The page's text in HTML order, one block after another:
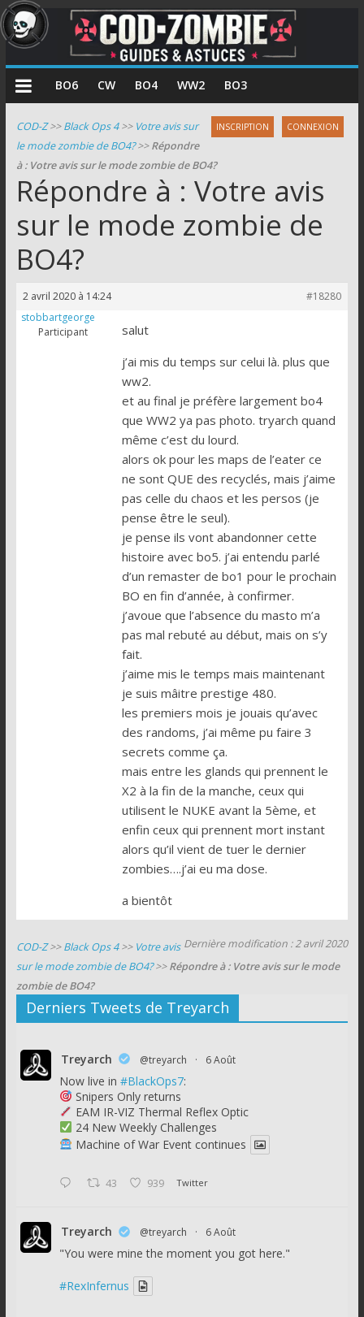
COD
Zombie
Guides
et
astuces
le
mode
zombie
de
Call
BO6 CW BO4 WW2 BO3
INSCRIPTION CONNEXION
COD-Z>>Black Ops 4>> Votre avis sur
le mode zombie de BO4?>>Répondre
à : Votre avis sur le mode zombie de BO4?
Répondre à : Votre avis
sur le mode zombie de
BO4?
2 avril 2020 à 14:24
#18280
stobbartgeorge
Participant
salut
j’ai mis du temps sur celui là. plus que
ww2.
et au final je préfère largement bo4
que WW2 ya pas photo. tryarch quand
même c’est du lourd.
alors ok pour les maps de l’eater ce
ne sont QUE des recyclés, mais j’aime
pas celle du chaos et les persos (je
pense être le seul).
je pense ils vont abandonner cette
histoire avec bo5. j’ai entendu parlé
d’un remaster de bo1 pour le prochain
BO en fin d’année, à confirmer.
j’avoue que l’absence du masto m’a
pas mal rebuté au début, mais on s’y
fait.
j’aime mis le temps mais maintenant
je suis mâitre prestige 480.
les premiers mois je jouais qu’avec
des randoms, j’ai même pu faire 3
secrets comme ça.
mais entre les glands qui prennent le
X2 à la fin de la manche, ceux qui
utilisent le NUKE avant la 5ème, et
enfin ceux qui prennent mort instant
alors qu’il vient de tuer le dernier
zombies….j’ai eu ma dose.
a bientôt
Dernière modification : 2 avril 2020
COD-Z>>Black Ops 4>> Votre avis
sur le mode zombie de BO4?>>Répondre à : Votre avis sur le mode
zombie de BO4?
Derniers Tweets de Treyarch
Treyarch @treyarch · 6 Août
Now live in #BlackOps7:
Snipers Only returns
EAM IR-VIZ Thermal Reflex Optic
24 New Weekly Challenges
Machine of War Event continues
43 939 Twitter
Treyarch @treyarch · 6 Août
"You were mine the moment you got here."
#RexInfernus